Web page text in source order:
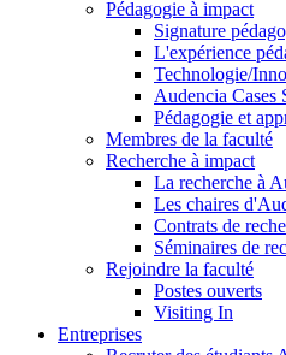
Pédagogie à impact
Signature
L'expérience
Technologie/
Audencia Cases
Pédagogie et
Membres de la faculté
Recherche à impact
La recherche à
Les chaires
Contrats de
Séminaires de
Rejoindre la faculté
Postes ouverts
Visiting In
Entreprises